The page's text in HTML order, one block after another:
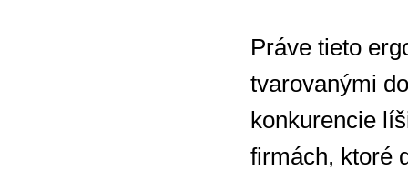
Práve tieto
tvarovanými
konkurencie
firmách, ktoré